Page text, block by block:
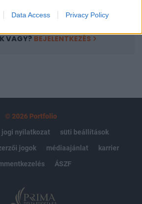
Data Access Privacy Policy
VAGY? BEJELENTKEZÉS
© 2026 Portfolio
jogi nyilatkozat
süti beállítások
jogok médiaajánlat
karrier
ÁSZF